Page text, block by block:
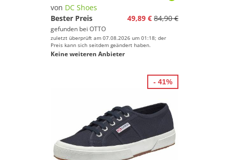
von DC Shoes
Bester Preis
49,89 € 84,90 €
gefunden bei OTTO
zuletzt überprüft am 07.08.2026 um 01:18; der
Preis kann sich seitdem geändert haben.
Keine weiteren Anbieter
- 41%